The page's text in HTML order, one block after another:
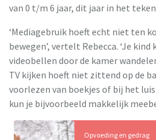
van 0 t/m 6 jaar, dit jaar in het
‘Mediagebruik hoeft echt niet ten
bewegen’, vertelt Rebecca. ‘Je
videobellen door de kamer
TV kijken hoeft niet zittend op de
voorlezen van boekjes of bij het
kun je bijvoorbeeld makkelijk
Opvoeding en gedrag